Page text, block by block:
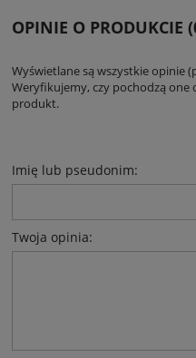
OPINIE O PRODUKCIE
Wyświetlane są wszystkie opinie
Weryfikujemy, czy pochodzą
produkt.
Imię lub pseudonim:
Twoja opinia: